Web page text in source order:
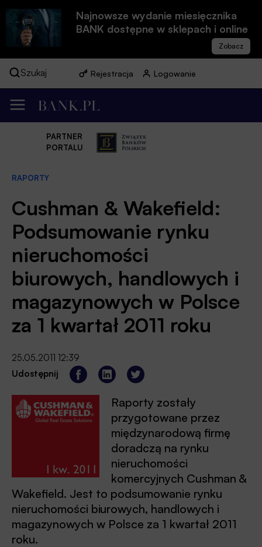
Najnowsze wydanie miesięcznika
BANK dostępne w sklepach i online
Szukaj Rejestracja Logowanie
PARTNER
PORTALU
RAPORTY
Cushman & Wakefield:
Podsumowanie rynku
nieruchomości
biurowych, handlowych i
magazynowych w Polsce
za 1 kwartał 2011 roku
25.05.2011 12:39
Udostępnij
Raporty zostały
przygotowane przez
międzynarodową firmę
doradczą na rynku
nieruchomości
komercyjnych Cushman &
Wakefield. Jest to podsumowanie rynku
nieruchomości biurowych, handlowych i
magazynowych w Polsce za 1 kwartał 2011
roku.